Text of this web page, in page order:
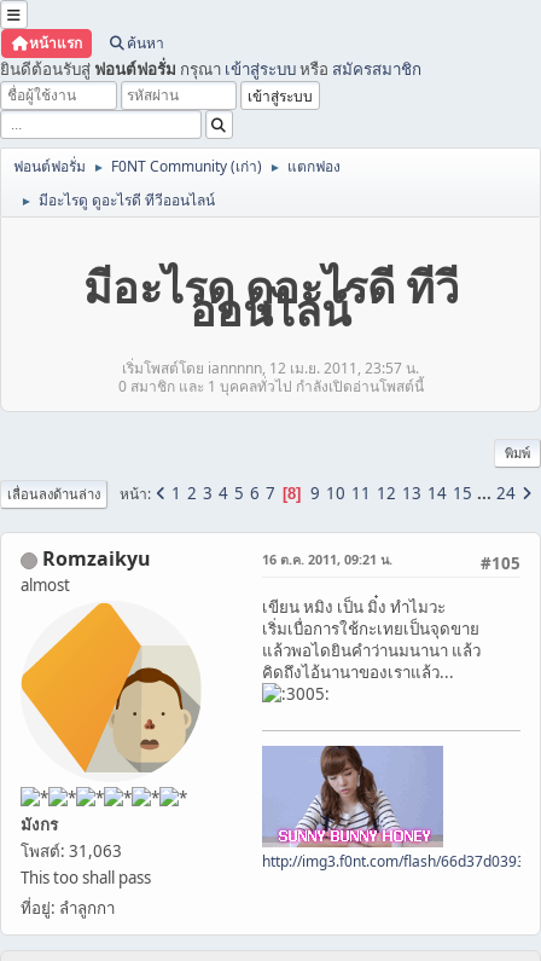
หน้าแรก ค้นหา
ยินดีต้อนรับสู่ ฟอนต์ฟอรั่ม กรุณา เข้าสู่ระบบหรือ สมัครสมาชิก
ฟอนต์ฟอรั่ม ► F0NT Community (เก่า) ► แตกฟอง
► มีอะไรดู ดูอะไรดี ทีวีออนไลน์
มีอะไรดู ดูอะไรดี ทีวี
ออนไลน์
เริ่มโพสต์โดย iannnnn, 12 เม.ย. 2011, 23:57 น.
0 สมาชิก และ 1 บุคคลทั่วไป กำลังเปิดอ่านโพสต์นี้
พิมพ์
เลื่อนลงด้านล่าง หน้า 1 2 3 4 5 6 7 8 9 10 11 12 13 14 15 ... 24
Romzaikyu
almost
มังกร
โพสต์: 31,063
This too shall pass
ที่อยู่: ลำลูกกา
#105
16 ต.ค. 2011, 09:21 น.
เขียน หมิง เป็น มิ๋ง ทำไมวะ
เริ่มเบื่อการใช้กะเทยเป็นจุดขาย
แล้วพอไดยินคำว่านมนานา แล้ว
คิดถึงไอ้นานาของเราแล้ว...
http://img3.f0nt.com/flash/